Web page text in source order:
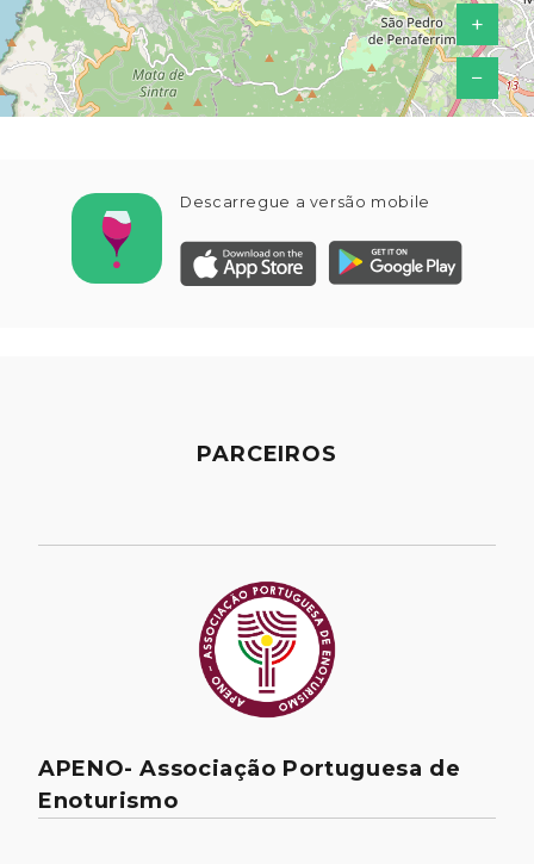
+
−
Descarregue a versão mobile
PARCEIROS
APENO- Associação Portuguesa de
Enoturismo